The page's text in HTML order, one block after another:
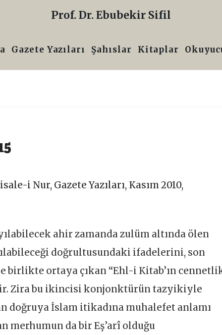
Prof. Dr. Ebubekir Sifil
Gazete Yazıları Şahıslar Kitaplar
i Nur, Gazete Yazıları, Kasım 2010,
ahir zamanda zulüm altında ölen
doğrultusundaki ifadelerini, son
birlikte ortaya çıkan “Ehl-i Kitab’ın
Zira bu ikincisi konjonktürün tazyikiyle
doğruya İslam itikadına muhalefet anlamı
merhumun da bir Eş’arî olduğu